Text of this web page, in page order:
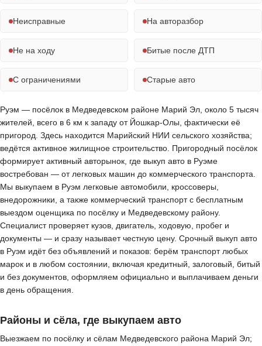
Неисправные На авторазбор
Не на ходу Битые после ДТП
С ограничениями Старые авто
Руэм — посёлок в Медведевском районе Марий Эл, около 5 тысяч
жителей, всего в 6 км к западу от Йошкар-Олы, фактически её
пригород. Здесь находится Марийский НИИ сельского хозяйства;
ведётся активное жилищное строительство. Пригородный посёлок
формирует активный авторынок, где выкуп авто в Руэме
востребован — от легковых машин до коммерческого транспорта.
Мы выкупаем в Руэм легковые автомобили, кроссоверы,
внедорожники, а также коммерческий транспорт с бесплатным
выездом оценщика по посёлку и Медведевскому району.
Специалист проверяет кузов, двигатель, ходовую, пробег и
документы — и сразу называет честную цену. Срочный выкуп авто
в Руэм идёт без объявлений и показов: берём транспорт любых
марок и в любом состоянии, включая кредитный, залоговый, битый
и без документов, оформляем официально и выплачиваем деньги
в день обращения.
Районы и сёла, где выкупаем авто
Выезжаем по посёлку и сёлам Медведевского района Марий Эл;